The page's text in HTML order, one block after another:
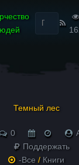
Найти:
Темный лес
0
Поддержать
-Все / Книги